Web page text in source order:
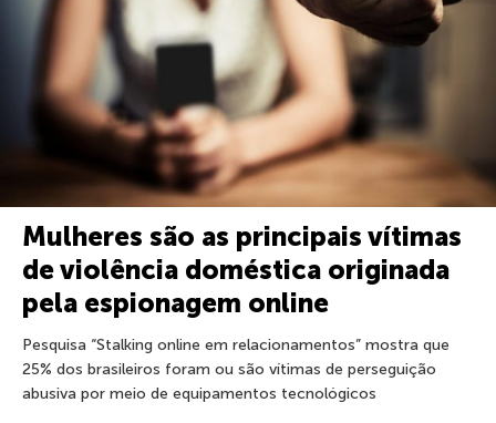
Mulheres são as principais vítimas
de violência doméstica originada
pela espionagem online
Pesquisa “Stalking online em relacionamentos” mostra que
25% dos brasileiros foram ou são vítimas de perseguição
abusiva por meio de equipamentos tecnológicos